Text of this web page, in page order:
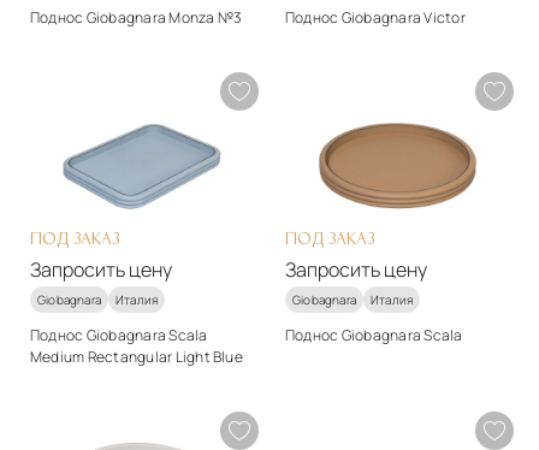
Поднос Giobagnara Monza №3
Подробнее
Запросить цену
Поднос Giobagnara Victor
Натуральная кожа
Подробнее
Запросить цену
ПОД ЗАКАЗ
Запросить цену
Giobagnara Италия
Поднос Giobagnara Scala
Medium Rectangular Light Blue
ПОД ЗАКАЗ
Запросить цену
Giobagnara Италия
Поднос Giobagnara Scala